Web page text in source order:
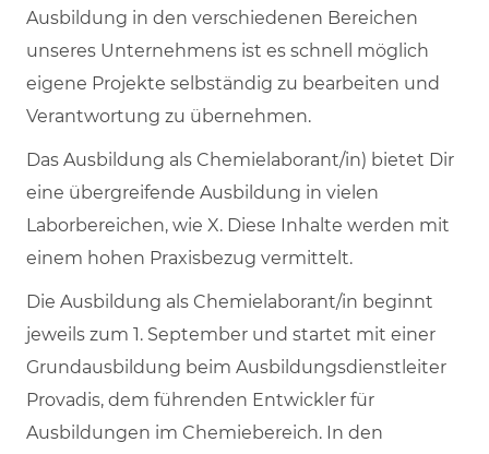
Ausbildung in den verschiedenen Bereichen
unseres Unternehmens ist es schnell möglich
eigene Projekte selbständig zu bearbeiten und
Verantwortung zu übernehmen.
Das Ausbildung als Chemielaborant/in) bietet Dir
eine übergreifende Ausbildung in vielen
Laborbereichen, wie X. Diese Inhalte werden mit
einem hohen Praxisbezug vermittelt.
Die Ausbildung als Chemielaborant/in beginnt
jeweils zum 1. September und startet mit einer
Grundausbildung beim Ausbildungsdienstleiter
Provadis, dem führenden Entwickler für
Ausbildungen im Chemiebereich. In den